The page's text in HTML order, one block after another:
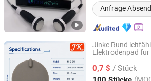
Anfrage
Jinke Rund
Elektrodenpad
0,7 $ / Stück
Huizhou Jinke Daodian Rubber
Guangdong, China Seit